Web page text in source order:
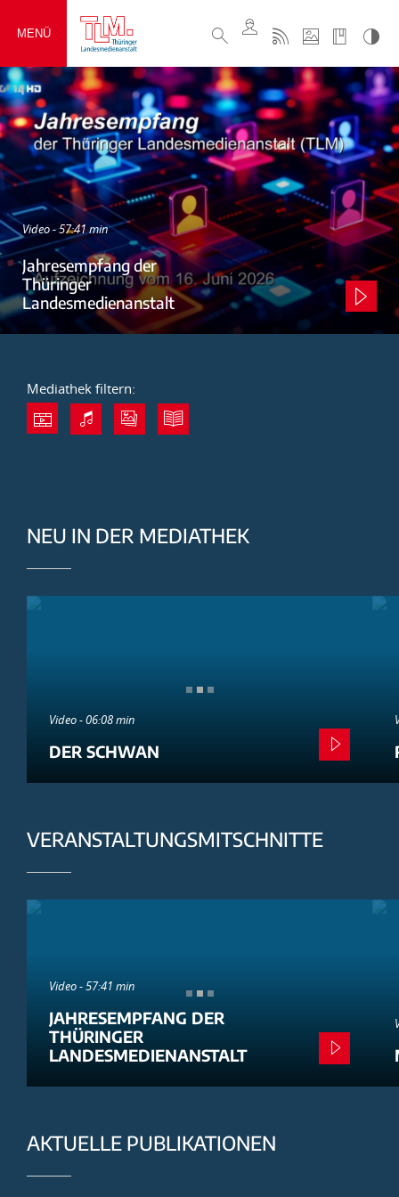
MENÜ
Video - 57:41 min
Jahresempfang der
Thüringer
Landesmedienanstalt
Mediathek filtern:
NEU IN DER MEDIATHEK
Video - 06:08 min
DER SCHWAN
VERANSTALTUNGSMITSCHNITTE
Video - 57:41 min
JAHRESEMPFANG DER
THÜRINGER
LANDESMEDIENANSTALT
AKTUELLE PUBLIKATIONEN